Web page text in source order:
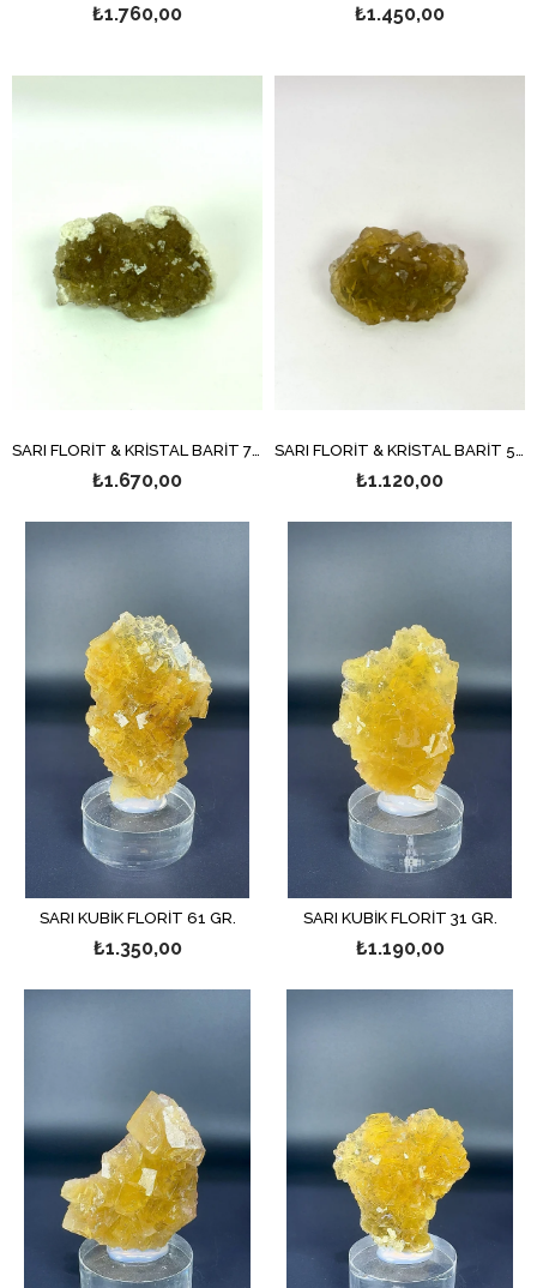
₺1.760,00 ₺1.450,00
SARI FLORİT & KRİSTAL BARİT 77,1 GR.
₺1.670,00
SARI FLORİT & KRİSTAL BARİT 51 GR.
₺1.120,00
SARI KÜBİK FLORİT 61 GR.
₺1.350,00
SARI KÜBİK FLORİT 31 GR.
₺1.190,00